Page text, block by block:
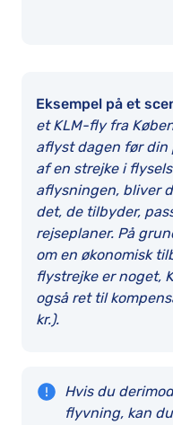
Eksempel på et
et KLM-fly fra
aflyst dagen før
af en strejke i
aflysningen, bliver
det, de tilbyder,
rejseplaner. På
om en økonomisk
flystrejke er noget,
også ret til
kr.).
Hvis du
flyvning, kan